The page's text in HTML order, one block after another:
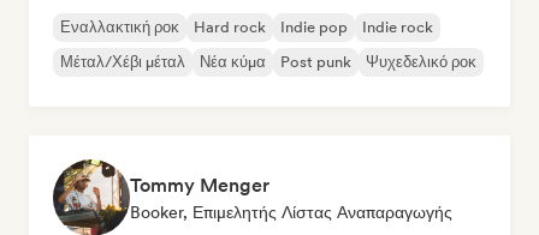
Εναλλακτική ροκ Hard rock Indie pop
Indie rock
Μέταλ/Χέβι μέταλ
Νέα κύμα Post punk Ψυχεδελικό ροκ
Tommy Menger
Booker, Επιμελητής Λίστας Αναπαραγωγής